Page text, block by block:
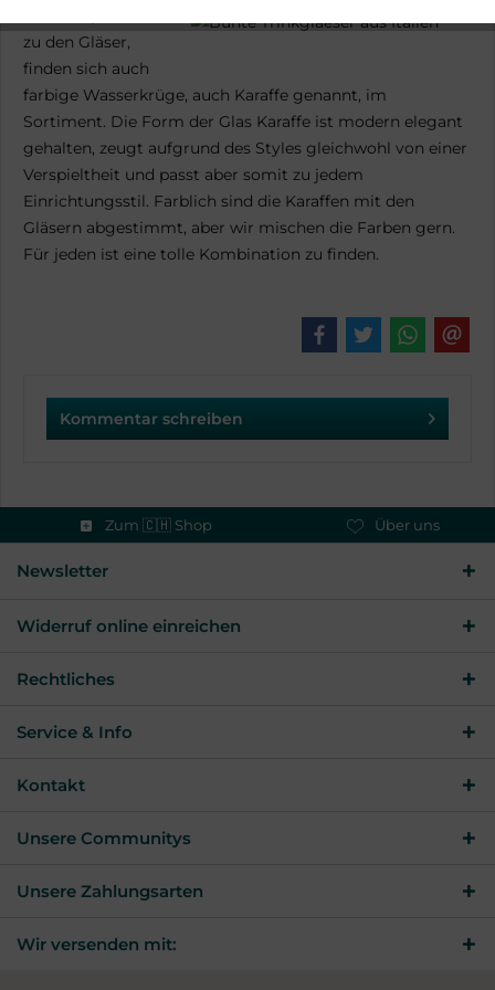
zu den Gläser,
finden sich auch
farbige Wasserkrüge, auch Karaffe genannt, im
Sortiment. Die Form der Glas Karaffe ist modern elegant
gehalten, zeugt aufgrund des Styles gleichwohl von einer
Verspieltheit und passt aber somit zu jedem
Einrichtungsstil. Farblich sind die Karaffen mit den
Gläsern abgestimmt, aber wir mischen die Farben gern.
Für jeden ist eine tolle Kombination zu finden.
Kommentar schreiben
Zum 🇨🇭 Shop Über uns
Newsletter
Widerruf online einreichen
Rechtliches
Service & Info
Kontakt
Unsere Communitys
Unsere Zahlungsarten
Wir versenden mit: